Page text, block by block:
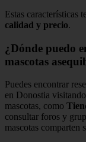
Estas características
calidad y precio.
¿Dónde puedo
mascotas
Puedes encontrar
en Donostia
mascotas, como
consultar foros y
mascotas comparten